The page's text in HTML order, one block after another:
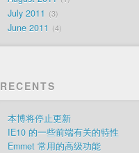
July 2011 3
June 2011 4
RECENTS
本博将停止更新
IE10 的一些前端有关的特性
Emmet 常用的高级功能